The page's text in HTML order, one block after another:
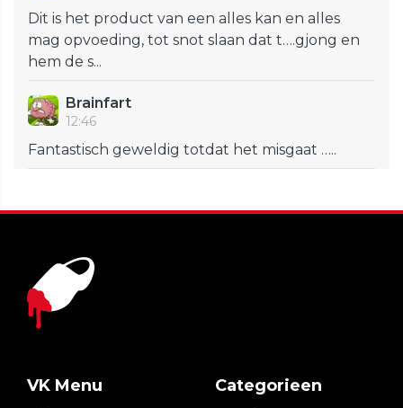
Dit is het product van een alles kan en alles
mag opvoeding, tot snot slaan dat t….gjong en
hem de s...
Brainfart
12:46
Fantastisch geweldig totdat het misgaat …..
VK Menu Categorieen